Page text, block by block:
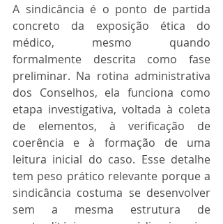
A sindicância é o ponto de partida
concreto da exposição ética do
médico, mesmo quando
formalmente descrita como fase
preliminar. Na rotina administrativa
dos Conselhos, ela funciona como
etapa investigativa, voltada à coleta
de elementos, à verificação de
coerência e à formação de uma
leitura inicial do caso. Esse detalhe
tem peso prático relevante porque a
sindicância costuma se desenvolver
sem a mesma estrutura de